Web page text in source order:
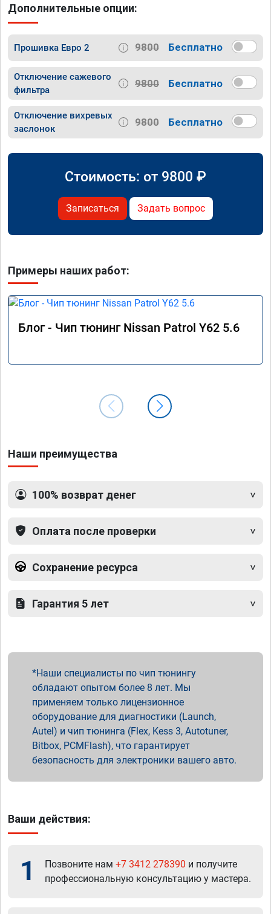
Дополнительные опции:
Прошивка Евро 2 9800 Бесплатно
Отключение сажевого
фильтра
9800 Бесплатно
Отключение вихревых
заслонок
9800 Бесплатно
Стоимость: от 9800 ₽
Записаться Задать вопрос
Примеры наших работ:
Блог - Чип тюнинг Nissan Patrol Y62 5.6
Наши преимущества
100% возврат денег
Оплата после проверки
Сохранение ресурса
Гарантия 5 лет
Наши специалисты по чип тюнингу
обладают опытом более 8 лет. Мы
применяем только лицензионное
оборудование для диагностики (Launch,
Autel) и чип тюнинга (Flex, Kess 3, Autotuner,
Bitbox, PCMFlash), что гарантирует
безопасность для электроники вашего авто.
Ваши действия:
1 Позвоните нам +7 3412 278390 и получите
профессиональную консультацию у мастера.